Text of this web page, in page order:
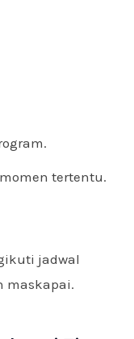
tertentu.
jadwal
maskapai.